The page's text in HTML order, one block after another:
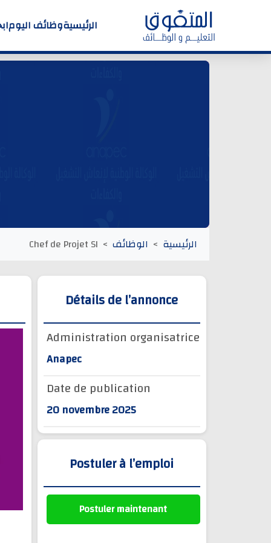
الرئيسيةوظائف اليوم
الرئيسية الوظائف Chef de Projet SI
Détails de l’annonce
Administration organisatrice
Anapec
Date de publication
20 novembre 2025
Postuler à l’emploi
Postuler maintenant